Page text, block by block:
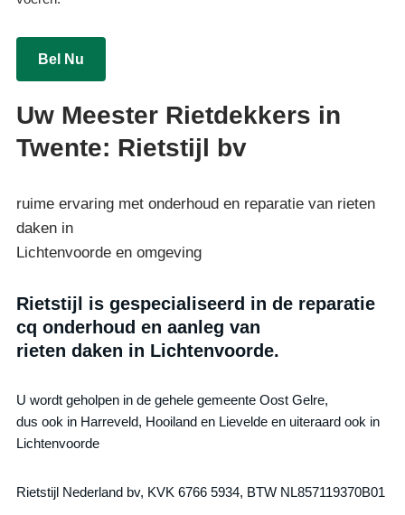
Bel Nu
Uw Meester Rietdekkers in
Twente: Rietstijl bv
ruime ervaring met onderhoud en reparatie van rieten
daken in
Lichtenvoorde en omgeving
Rietstijl is gespecialiseerd in de reparatie
cq onderhoud en aanleg van
rieten daken in Lichtenvoorde.
U wordt geholpen in de gehele gemeente Oost Gelre,
dus ook in Harreveld, Hooiland en Lievelde en uiteraard ook in
Lichtenvoorde
Rietstijl Nederland bv, KVK 6766 5934, BTW NL857119370B01